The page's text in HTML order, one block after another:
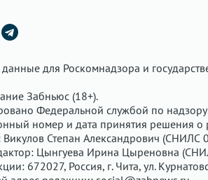
для Роскомнадзора и
Забньюс (18+).
Федеральной службой по
номер и дата принятия решения
Викулов Степан Александрович (СНИЛС
Цынгуева Ирина Цыреновна
672027, Россия, г. Чита, ул.